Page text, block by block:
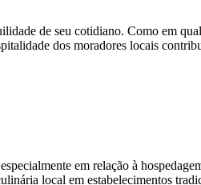
de seu cotidiano. Como em
dos moradores locais
em relação à
local em estabelecimentos